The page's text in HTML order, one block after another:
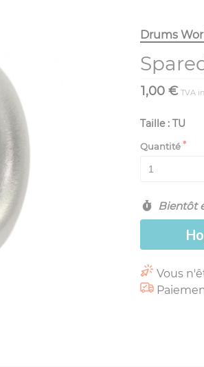
Drums
1,00 € TVA
Taille : TU
Quantité
Bientôt
Vous